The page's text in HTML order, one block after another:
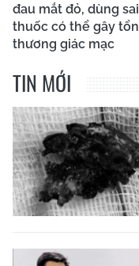
đau mắt đỏ, dùng sai
thuốc có thể gây tổn
thương giác mạc
TIN MỚI